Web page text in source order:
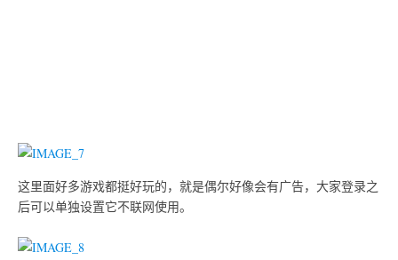
这里面好多游戏都挺好玩的，就是偶尔好像会有广告，大家登录之
后可以单独设置它不联网使用。